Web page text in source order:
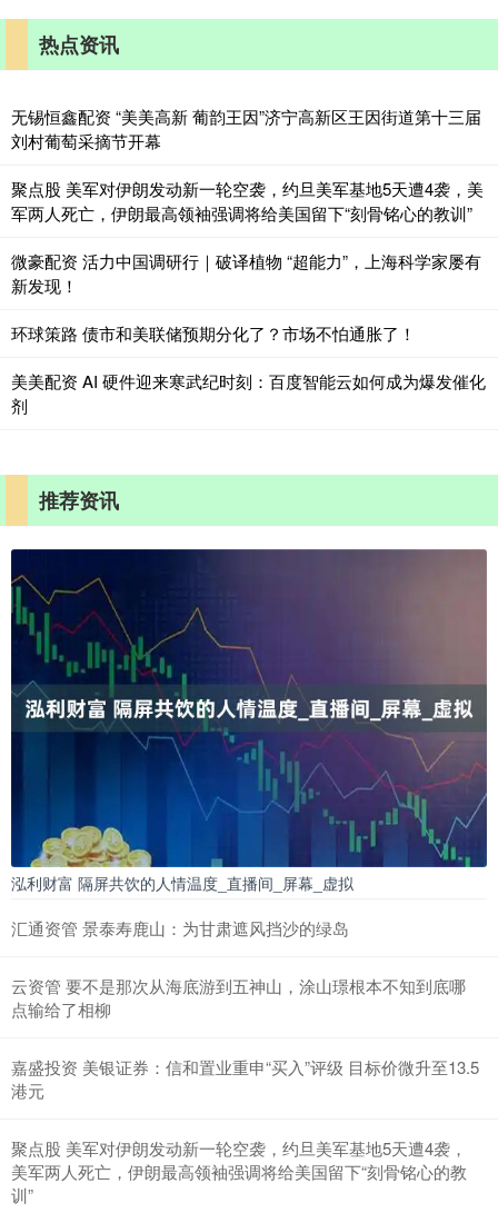
热点资讯
无锡恒鑫配资 “美美高新 葡韵王因”济宁高新区王因街道第十三届
刘村葡萄采摘节开幕
聚点股 美军对伊朗发动新一轮空袭，约旦美军基地5天遭4袭，美
军两人死亡，伊朗最高领袖强调将给美国留下“刻骨铭心的教训”
微豪配资 活力中国调研行｜破译植物 “超能力”，上海科学家屡有
新发现！
环球策路 债市和美联储预期分化了？市场不怕通胀了！
美美配资 AI 硬件迎来寒武纪时刻：百度智能云如何成为爆发催化
剂
推荐资讯
泓利财富 隔屏共饮的人情温度_直播间_屏幕_虚拟
汇通资管 景泰寿鹿山：为甘肃遮风挡沙的绿岛
云资管 要不是那次从海底游到五神山，涂山璟根本不知到底哪
点输给了相柳
嘉盛投资 美银证券：信和置业重申“买入”评级 目标价微升至13.5
港元
聚点股 美军对伊朗发动新一轮空袭，约旦美军基地5天遭4袭，
美军两人死亡，伊朗最高领袖强调将给美国留下“刻骨铭心的教
训”